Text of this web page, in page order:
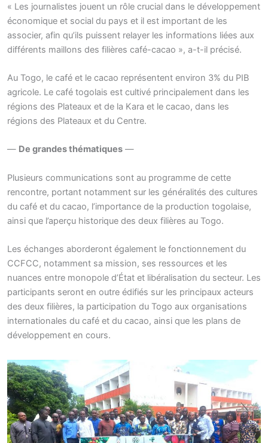
« Les journalistes jouent un rôle crucial dans le développement
économique et social du pays et il est important de les
associer, afin qu’ils puissent relayer les informations liées aux
différents maillons des filières café-cacao », a-t-il précisé.
Au Togo, le café et le cacao représentent environ 3% du PIB
agricole. Le café togolais est cultivé principalement dans les
régions des Plateaux et de la Kara et le cacao, dans les
régions des Plateaux et du Centre.
— De grandes thématiques —
Plusieurs communications sont au programme de cette
rencontre, portant notamment sur les généralités des cultures
du café et du cacao, l’importance de la production togolaise,
ainsi que l’aperçu historique des deux filières au Togo.
Les échanges aborderont également le fonctionnement du
CCFCC, notamment sa mission, ses ressources et les
nuances entre monopole d’État et libéralisation du secteur. Les
participants seront en outre édifiés sur les principaux acteurs
des deux filières, la participation du Togo aux organisations
internationales du café et du cacao, ainsi que les plans de
développement en cours.